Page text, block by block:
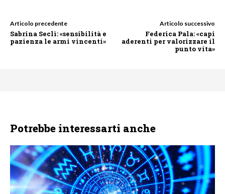
Articolo precedente
Sabrina Seclì: «sensibilità e
pazienza le armi vincenti»
Articolo successivo
Federica Pala: «capi
aderenti per valorizzare il
punto vita»
Potrebbe interessarti anche